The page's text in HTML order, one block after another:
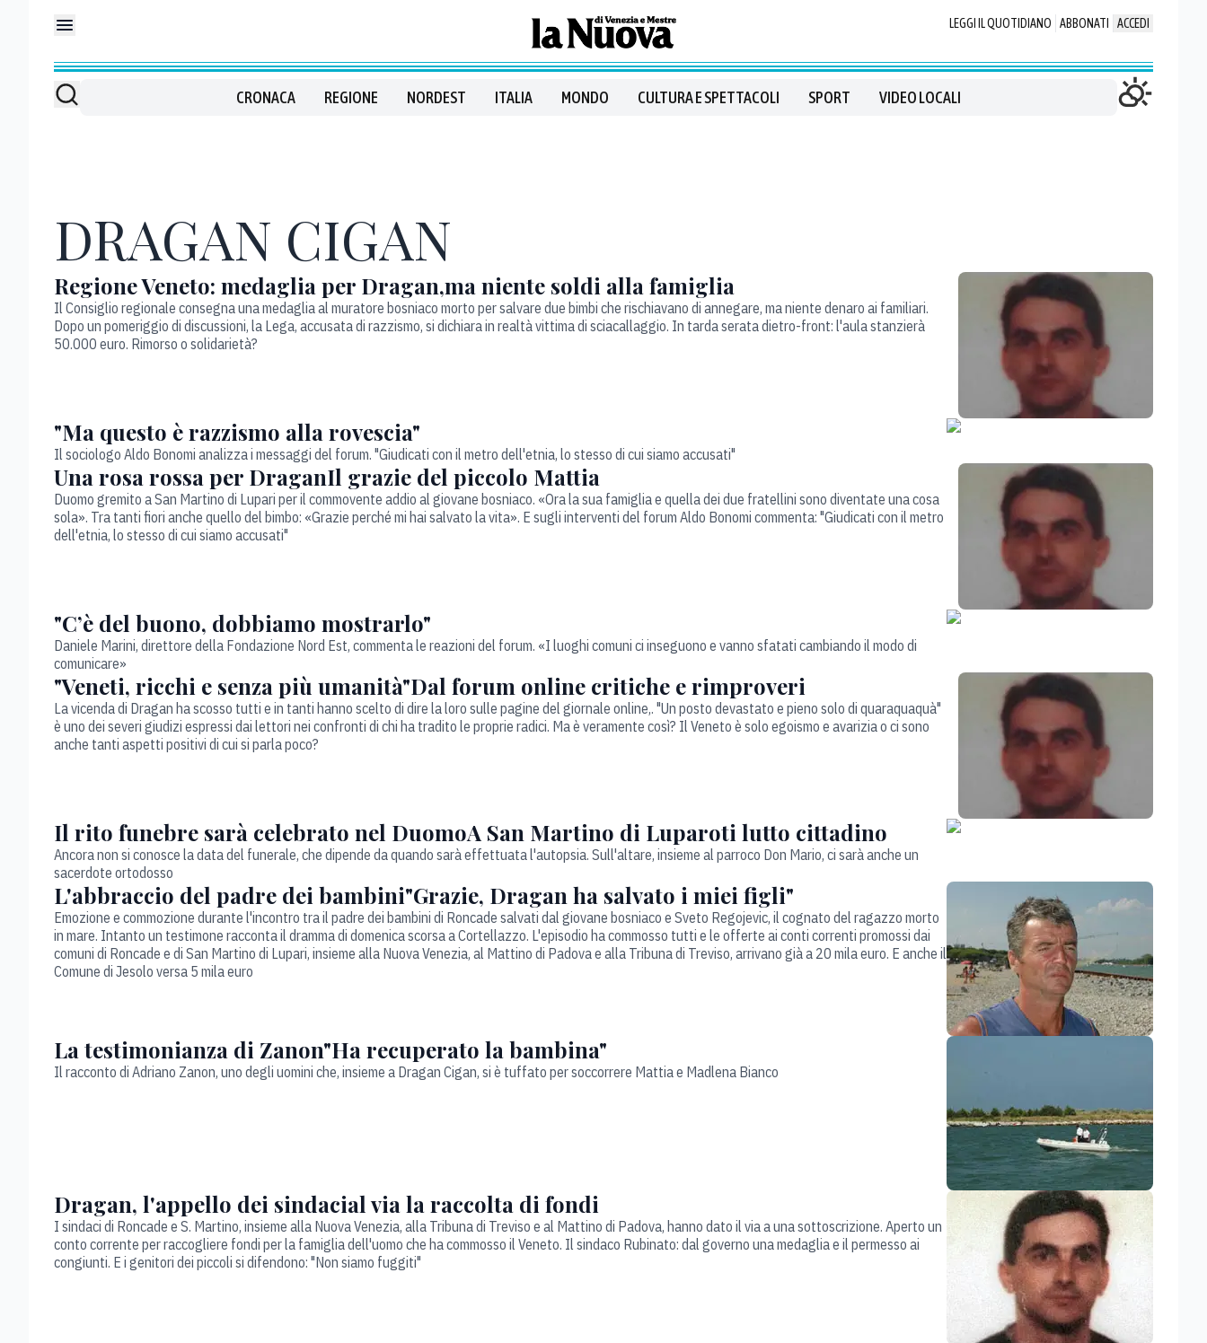
LEGGI IL QUOTIDIANO ABBONATI ACCEDI
CRONACA REGIONE NORDEST ITALIA MONDO CULTURA E SPETTACOLI SPORT VIDEO LOCALI
DRAGAN CIGAN
Regione Veneto: medaglia per Dragan,ma niente soldi alla famiglia
Il Consiglio regionale consegna una medaglia al muratore bosniaco morto per salvare due bimbi che rischiavano di annegare, ma niente denaro ai familiari.
Dopo un pomeriggio di discussioni, la Lega, accusata di razzismo, si dichiara in realtà vittima di sciacallaggio. In tarda serata dietro-front: l'aula stanzierà
50.000 euro. Rimorso o solidarietà?
"Ma questo è razzismo alla rovescia"
Il sociologo Aldo Bonomi analizza i messaggi del forum. "Giudicati con il metro dell'etnia, lo stesso di cui siamo accusati"
Una rosa rossa per DraganIl grazie del piccolo Mattia
Duomo gremito a San Martino di Lupari per il commovente addio al giovane bosniaco. «Ora la sua famiglia e quella dei due fratellini sono diventate una cosa
sola». Tra tanti fiori anche quello del bimbo: «Grazie perché mi hai salvato la vita». E sugli interventi del forum Aldo Bonomi commenta: "Giudicati con il metro
dell'etnia, lo stesso di cui siamo accusati"
"C’è del buono, dobbiamo mostrarlo"
Daniele Marini, direttore della Fondazione Nord Est, commenta le reazioni del forum. «I luoghi comuni ci inseguono e vanno sfatati cambiando il modo di
comunicare»
"Veneti, ricchi e senza più umanità"Dal forum online critiche e rimproveri
La vicenda di Dragan ha scosso tutti e in tanti hanno scelto di dire la loro sulle pagine del giornale online,. "Un posto devastato e pieno solo di quaraquaquà"
è uno dei severi giudizi espressi dai lettori nei confronti di chi ha tradito le proprie radici. Ma è veramente così? Il Veneto è solo egoismo e avarizia o ci sono
anche tanti aspetti positivi di cui si parla poco?
Il rito funebre sarà celebrato nel DuomoA San Martino di Luparoti lutto cittadino
Ancora non si conosce la data del funerale, che dipende da quando sarà effettuata l'autopsia. Sull'altare, insieme al parroco Don Mario, ci sarà anche un
sacerdote ortodosso
L'abbraccio del padre dei bambini"Grazie, Dragan ha salvato i miei figli"
Emozione e commozione durante l'incontro tra il padre dei bambini di Roncade salvati dal giovane bosniaco e Sveto Regojevic, il cognato del ragazzo morto
in mare. Intanto un testimone racconta il dramma di domenica scorsa a Cortellazzo. L'episodio ha commosso tutti e le offerte ai conti correnti promossi dai
comuni di Roncade e di San Martino di Lupari, insieme alla Nuova Venezia, al Mattino di Padova e alla Tribuna di Treviso, arrivano già a 20 mila euro. E anche il
Comune di Jesolo versa 5 mila euro
La testimonianza di Zanon"Ha recuperato la bambina"
Il racconto di Adriano Zanon, uno degli uomini che, insieme a Dragan Cigan, si è tuffato per soccorrere Mattia e Madlena Bianco
Dragan, l'appello dei sindacial via la raccolta di fondi
I sindaci di Roncade e S. Martino, insieme alla Nuova Venezia, alla Tribuna di Treviso e al Mattino di Padova, hanno dato il via a una sottoscrizione. Aperto un
conto corrente per raccogliere fondi per la famiglia dell'uomo che ha commosso il Veneto. Il sindaco Rubinato: dal governo una medaglia e il permesso ai
congiunti. E i genitori dei piccoli si difendono: "Non siamo fuggiti"